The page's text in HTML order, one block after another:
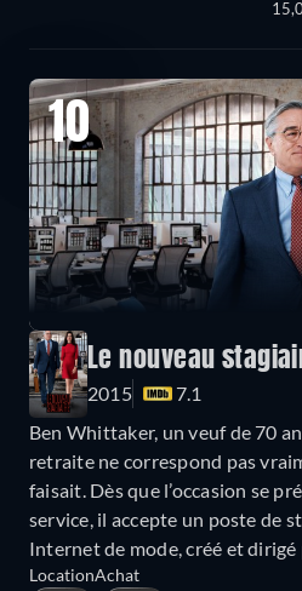
10
Le nouveau
2015
7.1
Ben Whittaker, un veuf de 70
retraite ne correspond pas
faisait. Dès que l’occasion se
service, il accepte un poste de
Internet de mode, créé et
LocationAchat